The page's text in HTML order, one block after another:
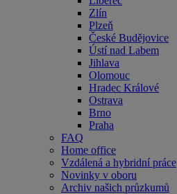
Zlín
Plzeň
České Budějovice
Ústí nad Labem
Jihlava
Olomouc
Hradec Králové
Ostrava
Brno
Praha
FAQ
Home office
Vzdálená a hybridní práce
Novinky v oboru
Archiv našich průzkumů